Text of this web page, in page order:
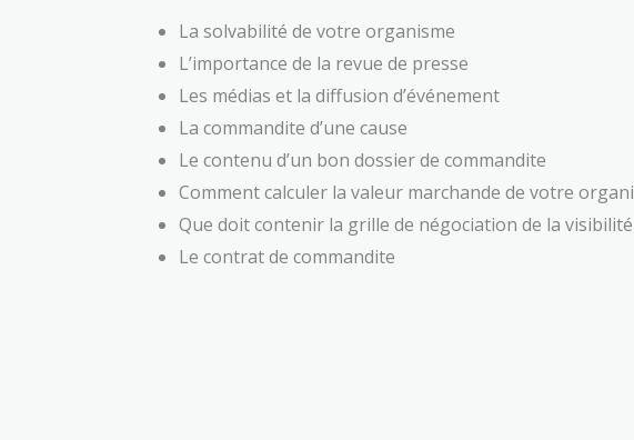
La solvabilité de votre organisme
L’importance de la revue de presse
Les médias et la diffusion d’événement
La commandite d’une cause
Le contenu d’un bon dossier de commandite
Comment calculer la valeur marchande de votre
Que doit contenir la grille de négociation de la visibilité
Le contrat de commandite